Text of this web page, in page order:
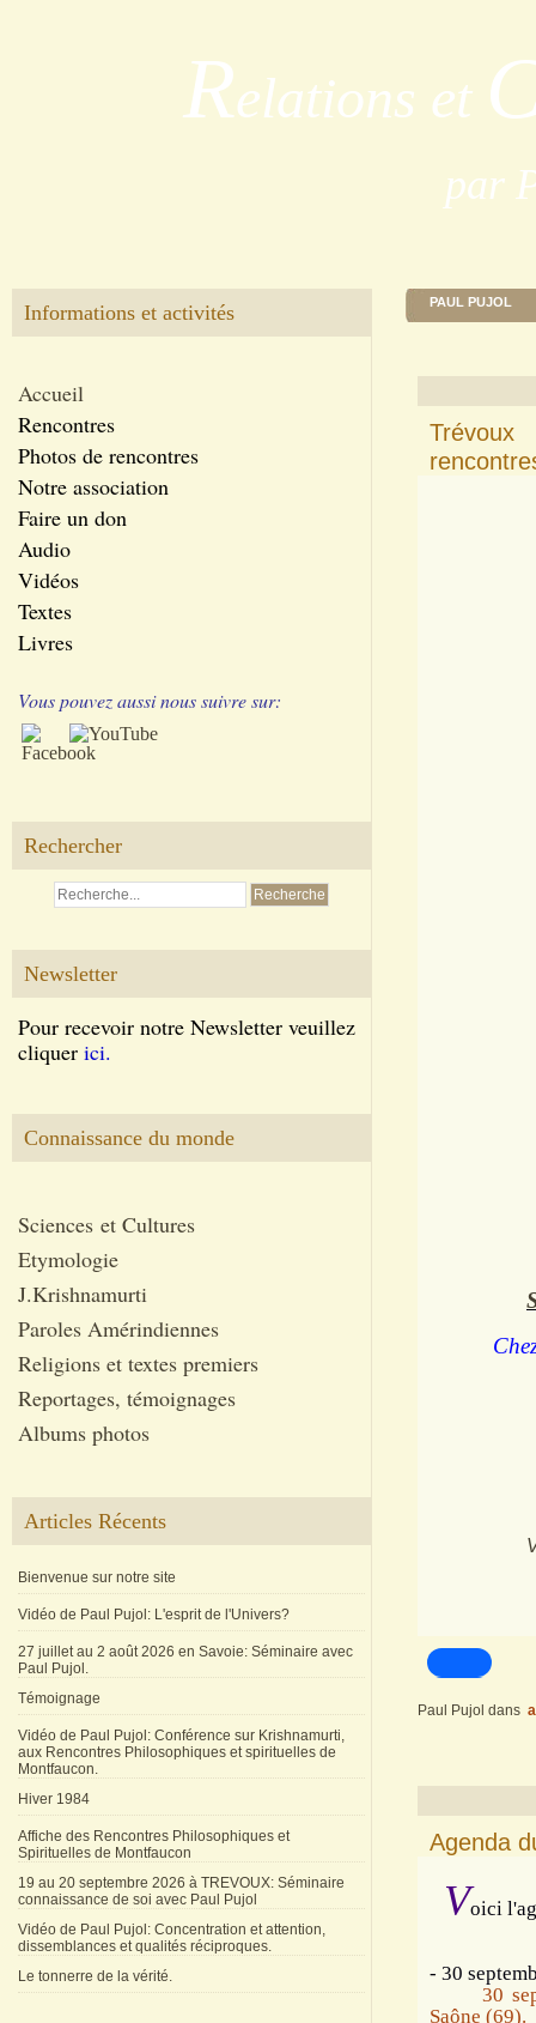
Relations et
par
Informations et activités
Accueil
Rencontres
Photos de rencontres
Notre association
Faire un don
Audio
Vidéos
Textes
Livres
Vous pouvez aussi nous suivre sur:
Rechercher
Newsletter
Pour recevoir notre Newsletter veuillez
cliquer ici.
Connaissance du monde
Sciences et Cultures
Etymologie
J.Krishnamurti
Paroles Amérindiennes
Religions et textes premiers
Reportages, témoignages
Albums photos
Articles Récents
Bienvenue sur notre site
Vidéo de Paul Pujol: L'esprit de l'Univers?
27 juillet au 2 août 2026 en Savoie: Séminaire avec
Paul Pujol.
Témoignage
Vidéo de Paul Pujol: Conférence sur Krishnamurti,
aux Rencontres Philosophiques et spirituelles de
Montfaucon.
Hiver 1984
Affiche des Rencontres Philosophiques et
Spirituelles de Montfaucon
19 au 20 septembre 2026 à TREVOUX: Séminaire
connaissance de soi avec Paul Pujol
Vidéo de Paul Pujol: Concentration et attention,
dissemblances et qualités réciproques.
Le tonnerre de la vérité.
PAUL PUJOL
Paul Pujol dans
Agenda
Voici
- 30
30
Saône (69).